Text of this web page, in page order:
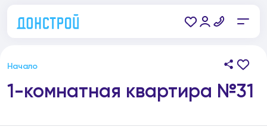
Начало
1-комнатная квартира №31